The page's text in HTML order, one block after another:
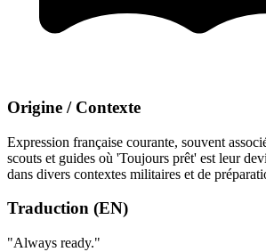
Origine / Contexte
Expression française courante, souvent
scouts et guides où 'Toujours prêt' est leur
dans divers contextes militaires et de
Traduction (EN)
"Always ready."